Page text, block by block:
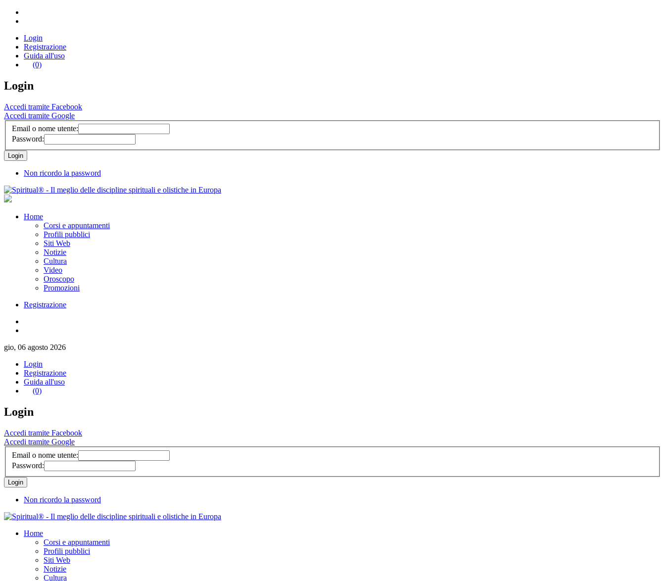
Login
Registrazione
Guida all'uso
(0)
Login
Accedi tramite Facebook
Accedi tramite Google
Email o nome utente:
Password:
Non ricordo la password
Home
Corsi e appuntamenti
Profili pubblici
Siti Web
Notizie
Cultura
Video
Oroscopo
Promozioni
Registrazione
gio, 06 agosto 2026
Login
Registrazione
Guida all'uso
(0)
Login
Accedi tramite Facebook
Accedi tramite Google
Email o nome utente:
Password:
Non ricordo la password
Home
Corsi e appuntamenti
Profili pubblici
Siti Web
Notizie
Cultura